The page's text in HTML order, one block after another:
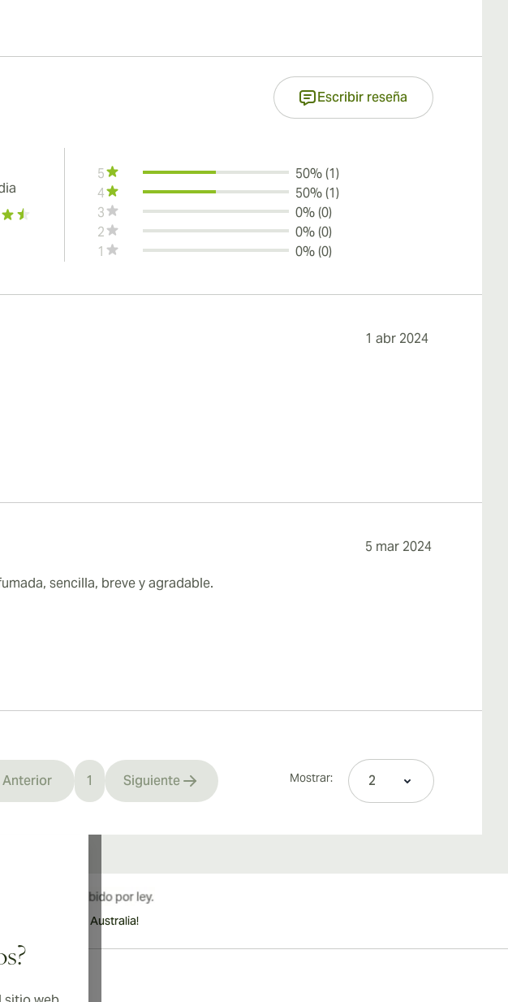
Escribir reseña
5
50% (1)
4
50% (1)
3
0% (0)
2
0% (0)
1
0% (0)
1 abr 2024
5 mar 2024
sencilla, breve y agradable.
Anterior You're currently reading page
1 Siguiente Mostrar:
Reino Unido y Australia!